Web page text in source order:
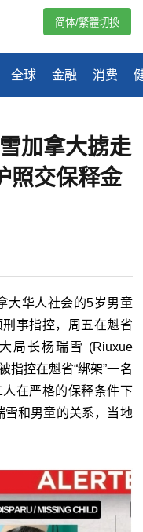
全球 金融 消费
简体/繁體切換
加拿大掳走
照交保释金
大华人社会的5岁男童
事指控，周五在魁省
局长杨瑞雪 (Riuxue
指控在魁省“绑架”一名
在严格的保释条件下
雪和男童的关系，当地